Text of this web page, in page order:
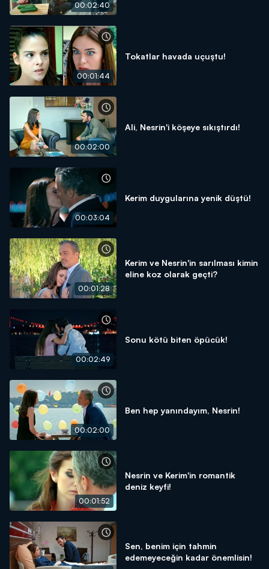
00:02:40
00:01:44
Tokatlar havada uçuştu!
00:02:00
Ali, Nesrin'i köşeye sıkıştırdı!
00:03:04
Kerim duygularına yenik düştü!
00:01:28
Kerim ve Nesrin'in sarılması kimin
eline koz olarak geçti?
00:02:49
Sonu kötü biten öpücük!
00:02:00
Ben hep yanındayım, Nesrin!
00:01:52
Nesrin ve Kerim'in romantik
deniz keyfi!
Sen, benim için tahmin
edemeyeceğin kadar önemlisin!